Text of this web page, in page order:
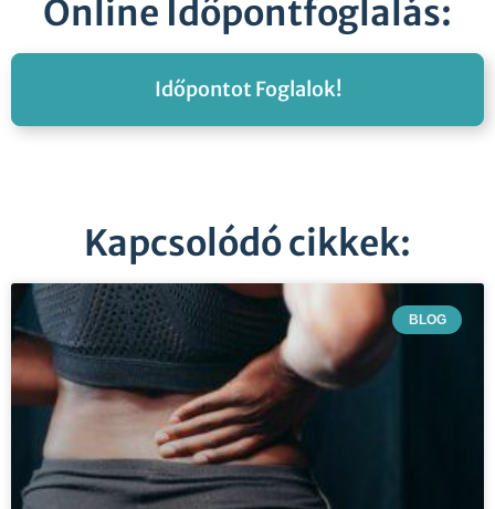
Online Időpontfoglalás:
Időpontot Foglalok!
Kapcsolódó cikkek:
BLOG